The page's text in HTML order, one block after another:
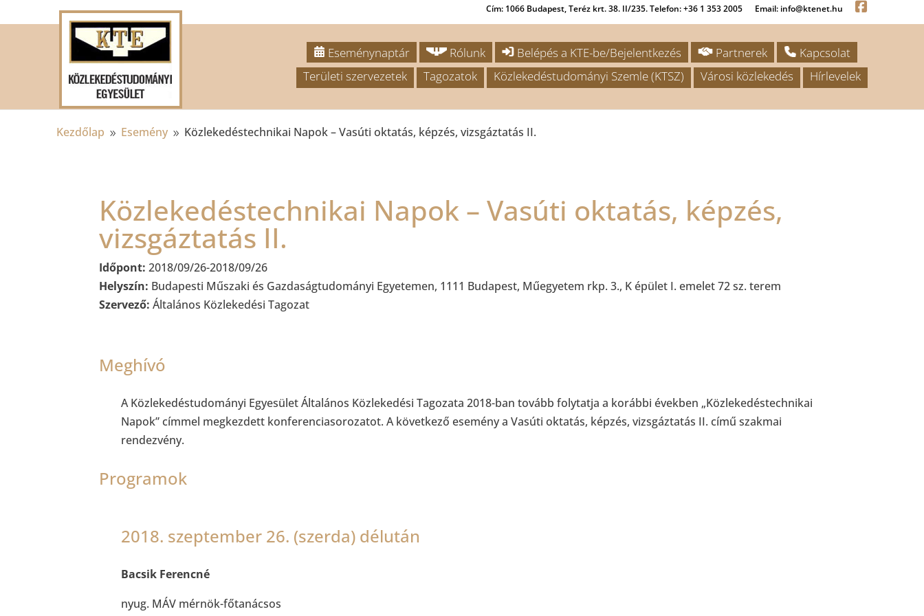
Cím: 1066 Budapest, Teréz krt. 38. II/235. Telefon: +36 1 353 2005 Email: info@ktenet.hu
Eseménynaptár Rólunk Belépés a KTE-be/Bejelentkezés Partnerek
Kapcsolat
.Területi szervezetek Tagozatok Közlekedéstudományi Szemle (KTSZ) Városi közlekedés Hírlevelek
Kezdőlap 9 Esemény 9 Közlekedéstechnikai Napok – Vasúti oktatás, képzés, vizsgáztatás II.
Közlekedéstechnikai Napok – Vasúti oktatás, képzés,
vizsgáztatás II.
Időpont: 2018/09/26-2018/09/26
Helyszín: Budapesti Műszaki és Gazdaságtudományi Egyetemen, 1111 Budapest, Műegyetem rkp. 3., K épület I. emelet 72 sz. terem
Szervező: Általános Közlekedési Tagozat
Meghívó
A Közlekedéstudományi Egyesület Általános Közlekedési Tagozata 2018-ban tovább folytatja a korábbi években „Közlekedéstechnikai
Napok” címmel megkezdett konferenciasorozatot. A következő esemény a Vasúti oktatás, képzés, vizsgáztatás II. című szakmai
rendezvény.
Programok
2018. szeptember 26. (szerda) délután
Bacsik Ferencné
nyug. MÁV mérnök-főtanácsos